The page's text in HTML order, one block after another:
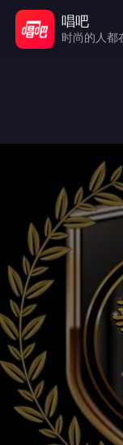
唱吧
时尚的人都